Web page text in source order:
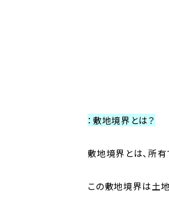
：敷地境界とは？
敷地境界とは、所
この敷地境界は土